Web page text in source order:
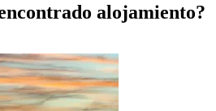
alojamiento?